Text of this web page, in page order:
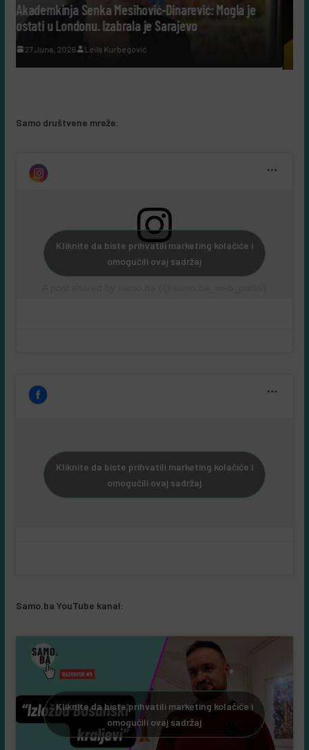
Dinarević: Mogla je
“Šuplje priče uz Leerdammer”:
Samo društvene mreže:
Samo.ba YouTube kanal: